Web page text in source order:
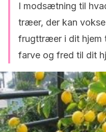
I modsætning til
træer, der kan
frugttræer i dit hjem
farve og fred til dit